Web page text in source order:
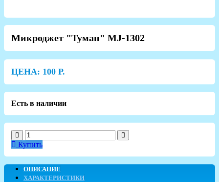
Микроджет "Туман" MJ-1302
ЦЕНА: 100 Р.
Есть в наличии
Купить
ОПИСАНИЕ
ХАРАКТЕРИСТИКИ